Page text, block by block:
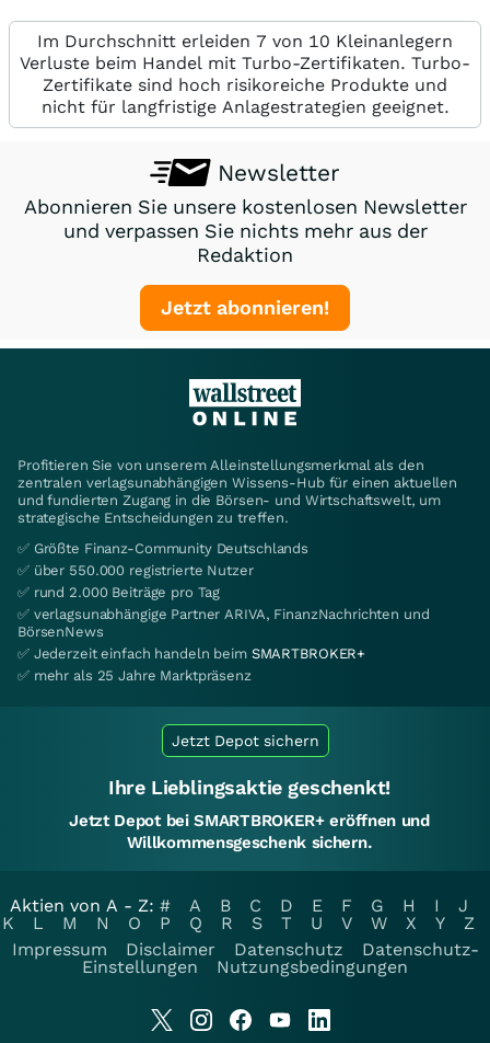
Im Durchschnitt erleiden 7 von 10 Kleinanlegern
Verluste beim Handel mit Turbo-Zertifikaten. Turbo-
Zertifikate sind hoch risikoreiche Produkte und
nicht für langfristige Anlagestrategien geeignet.
Newsletter
Abonnieren Sie unsere kostenlosen Newsletter
und verpassen Sie nichts mehr aus der
Redaktion
Jetzt abonnieren!
Profitieren Sie von unserem Alleinstellungsmerkmal als den
zentralen verlagsunabhängigen Wissens-Hub für einen aktuellen
und fundierten Zugang in die Börsen- und Wirtschaftswelt, um
strategische Entscheidungen zu treffen.
✅ Größte Finanz-Community Deutschlands
✅ über 550.000 registrierte Nutzer
✅ rund 2.000 Beiträge pro Tag
✅ verlagsunabhängige Partner ARIVA, FinanzNachrichten und
BörsenNews
✅ Jederzeit einfach handeln beim SMARTBROKER+
✅ mehr als 25 Jahre Marktpräsenz
Jetzt Depot sichern
Ihre Lieblingsaktie geschenkt!
Jetzt Depot bei SMARTBROKER+ eröffnen und
Willkommensgeschenk sichern.
Aktien von A - Z: # A B C D E F G H I
J
K
L M N O P Q R S T U V W X Y
Z
Impressum
Disclaimer Datenschutz
Datenschutz-
Einstellungen
Nutzungsbedingungen